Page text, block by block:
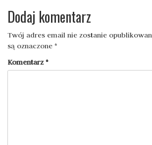
Dodaj komentarz
Twój adres email nie zostanie
są oznaczone *
Komentarz*